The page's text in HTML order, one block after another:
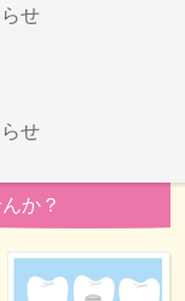
せ
せ
か？